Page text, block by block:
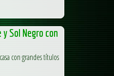
Sol Negro con
con grandes títulos